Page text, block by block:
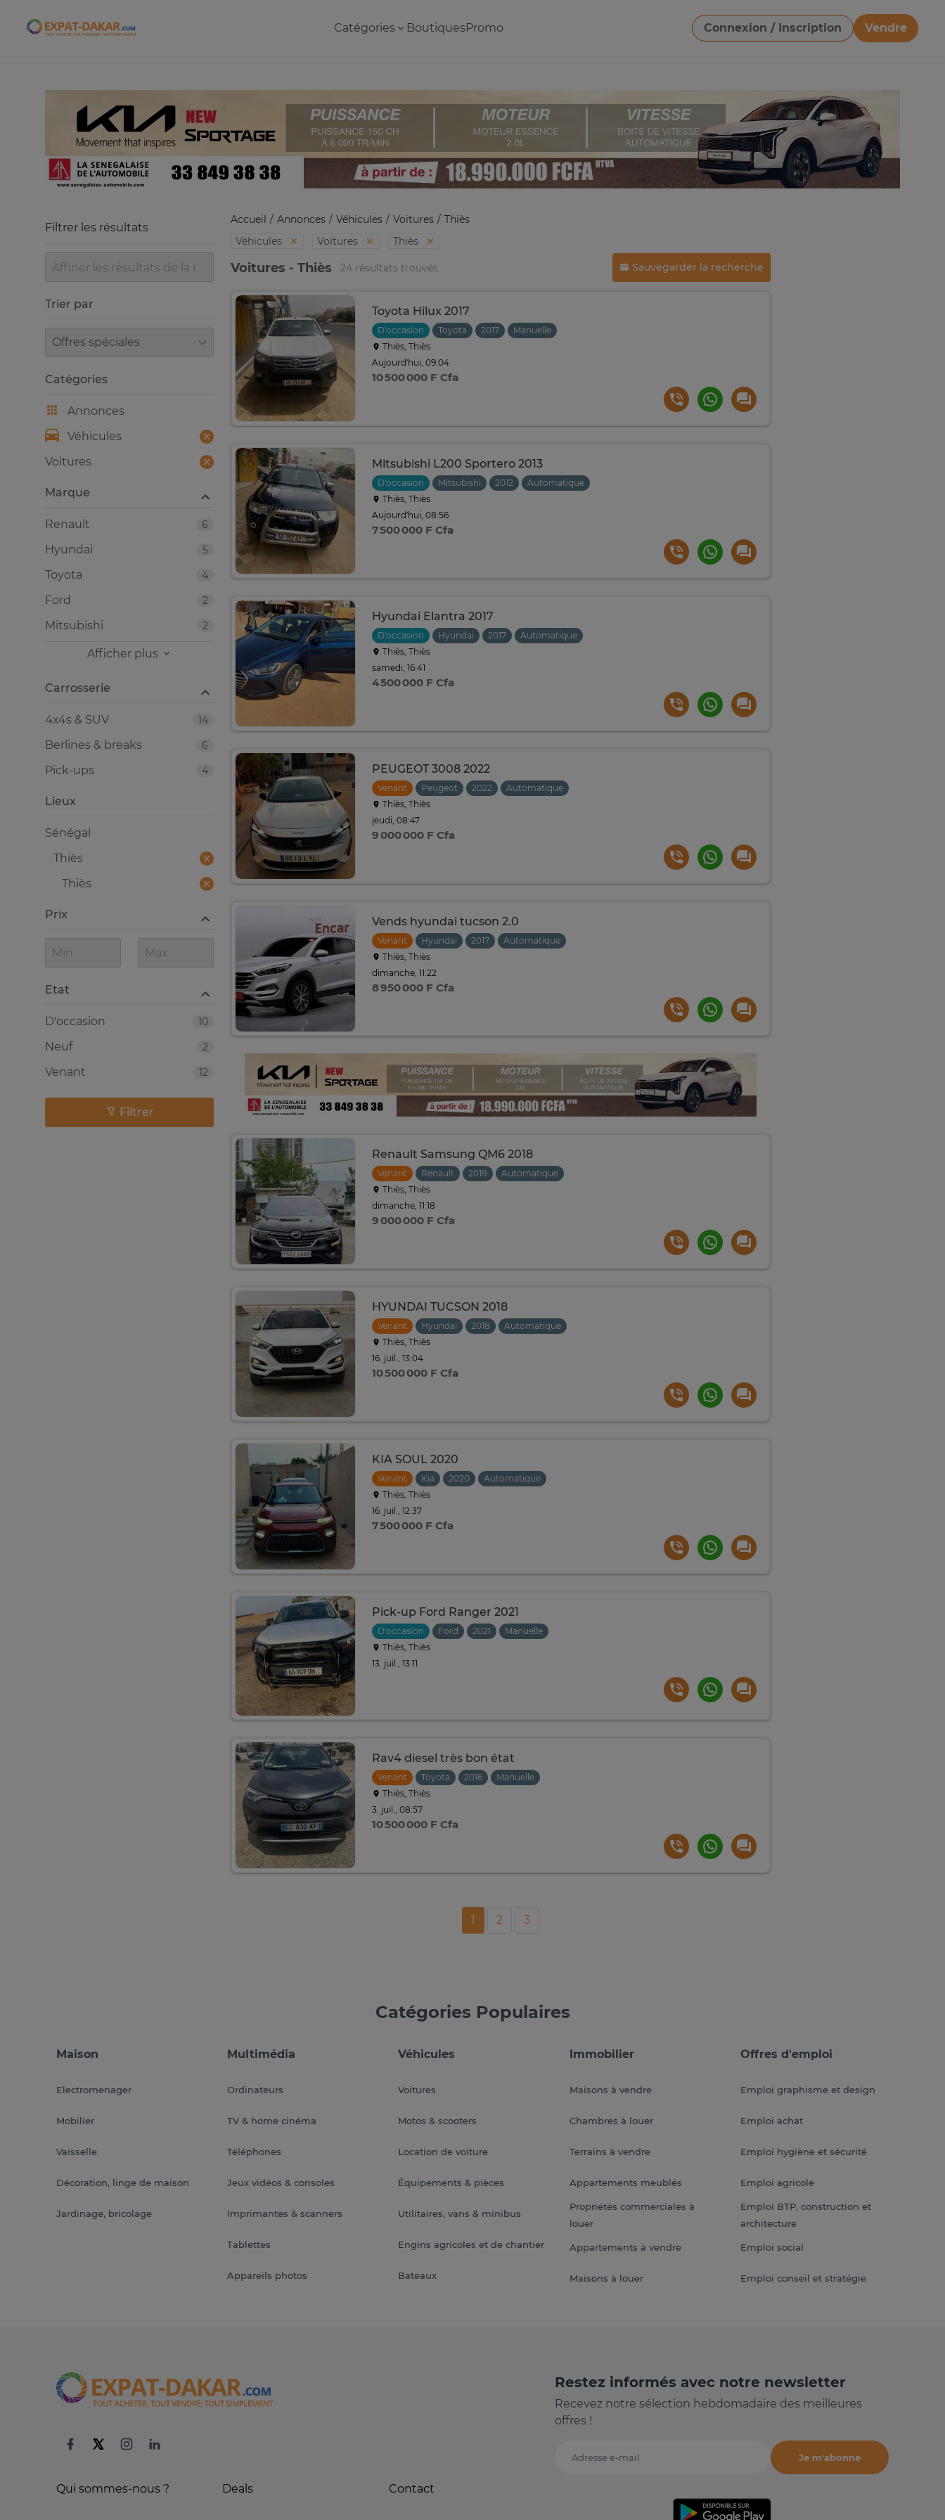
Expat-Dakar Catégories BoutiquesPromo Connexion / Inscription
Vendre
Télécharger une image
Accueil Annonces Véhicules Voitures
Thiès
Véhicules
Voitures Thiès
Voitures - Thiès 24 résultats trouvés Sauvegarder la recherche
Toyota Hilux 2017
D'occasion Toyota 2017
Manuelle
Thiès, Thiès
Aujourd'hui, 09:04
10 500 000 F Cfa
Mitsubishi L200 Sportero 2013
D'occasion Mitsubishi 2012
Automatique
Thiès, Thiès
Aujourd'hui, 08:56
7 500 000 F Cfa
Hyundai Elantra 2017
D'occasion Hyundai 2017
Automatique
Thiès, Thiès
samedi, 16:41
4 500 000 F Cfa
PEUGEOT 3008 2022
Venant Peugeot 2022
Automatique
Thiès, Thiès
jeudi, 08:47
9 000 000 F Cfa
Vends hyundai tucson 2.0
Venant Hyundai 2017
Automatique
Thiès, Thiès
dimanche, 11:22
8 950 000 F Cfa
Renault Samsung QM6 2018
Venant Renault 2018
Automatique
Thiès, Thiès
dimanche, 11:18
9 000 000 F Cfa
HYUNDAI TUCSON 2018
Venant Hyundai 2018
Automatique
Thiès, Thiès
16. juil., 13:04
10 500 000 F Cfa
KIA SOUL 2020
Venant Kia 2020
Automatique
Thiès, Thiès
16. juil., 12:37
7 500 000 F Cfa
Pick-up Ford Ranger 2021
D'occasion Ford 2021
Manuelle
Thiès, Thiès
13. juil., 13:11
Rav4 diesel très bon état
Venant Toyota 2016
Manuelle
Thiès, Thiès
3. juil., 08:57
10 500 000 F Cfa
1 2 3
Filtrer les résultats
Trier par
Trier par
Catégories
Annonces
Véhicules
Voitures
Lieux
Sénégal
Thiès
Thiès
Prix
Etat
10
D'occasion
2
Neuf
12
Venant
Marque
6
Renault
5
Hyundai
4
Toyota
2
Ford
2
Mitsubishi
Afficher plus
Carrosserie
14
4x4s & SUV
6
Berlines & breaks
4
Pick-ups
Filtrer
Catégories Populaires
Maison
Electromenager
Mobilier
Vaisselle
Décoration, linge de maison
Jardinage, bricolage
Multimédia
Ordinateurs
TV & home cinéma
Téléphones
Jeux vidéos & consoles
Imprimantes & scanners
Tablettes
Appareils photos
Véhicules
Voitures
Motos & scooters
Location de voiture
Équipements & pièces
Utilitaires, vans & minibus
Engins agricoles et de chantier
Bateaux
Immobilier
Maisons à vendre
Chambres à louer
Terrains à vendre
Appartements meublés
Propriétés commerciales à
louer
Appartements à vendre
Maisons à louer
Offres d'emploi
Emploi graphisme et design
Emploi achat
Emploi hygiène et sécurité
Emploi agricole
Emploi BTP, construction et
architecture
Emploi social
Emploi conseil et stratégie
Qui sommes-nous ? Deals Contact
Restez informés avec notre newsletter
Recevez notre sélection hebdomadaire des meilleures
offres !
Adresse e-mail
Je m'abonne